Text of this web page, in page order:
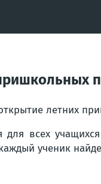
летних
всех
ученик